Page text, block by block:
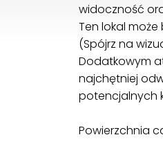
widoczność
Ten lokal
(Spójrz na
Dodatkowym
najchętniej
potencjalnych
Powierzchnia